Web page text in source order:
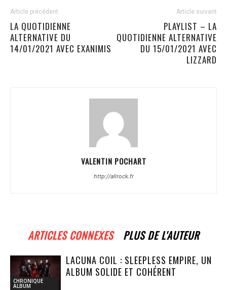
Article précédent
LA QUOTIDIENNE
ALTERNATIVE DU
14/01/2021 AVEC EXANIMIS
Article suivant
PLAYLIST – LA
QUOTIDIENNE ALTERNATIVE
DU 15/01/2021 AVEC
LIZZARD
VALENTIN POCHART
http://allrock.fr
ARTICLES CONNEXES PLUS DE L'AUTEUR
CHRONIQUE
ALBUM
LACUNA COIL : SLEEPLESS EMPIRE, UN
ALBUM SOLIDE ET COHÉRENT